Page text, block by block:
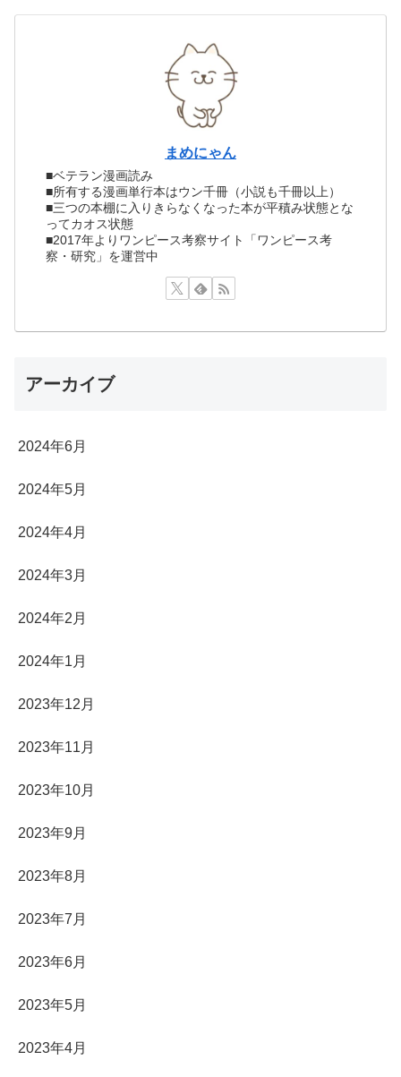
まめにゃん
■ベテラン漫画読み
■所有する漫画単行本はウン千冊（小説も千冊以上）
■三つの本棚に入りきらなくなった本が平積み状態とな
ってカオス状態
■2017年よりワンピース考察サイト「ワンピース考
察・研究」を運営中
アーカイブ
2024年6月
2024年5月
2024年4月
2024年3月
2024年2月
2024年1月
2023年12月
2023年11月
2023年10月
2023年9月
2023年8月
2023年7月
2023年6月
2023年5月
2023年4月